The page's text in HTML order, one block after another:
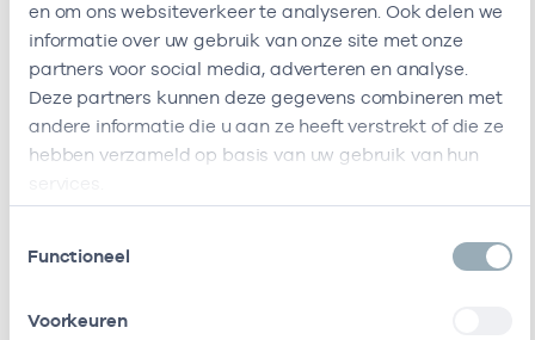
en om ons websiteverkeer te analyseren. Ook delen we
informatie over uw gebruik van onze site met onze
partners voor social media, adverteren en analyse.
Deze partners kunnen deze gegevens combineren met
andere informatie die u aan ze heeft verstrekt of die ze
hebben verzameld op basis van uw gebruik van hun
Functioneel
Voorkeuren
Ik ben werkzaam bij de volgende vestigingen
Ik heb een arbeidsrelatie met
Naam Rol AGB-code Start
Oefentherapie